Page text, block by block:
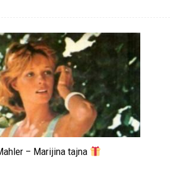
– Marijina tajna